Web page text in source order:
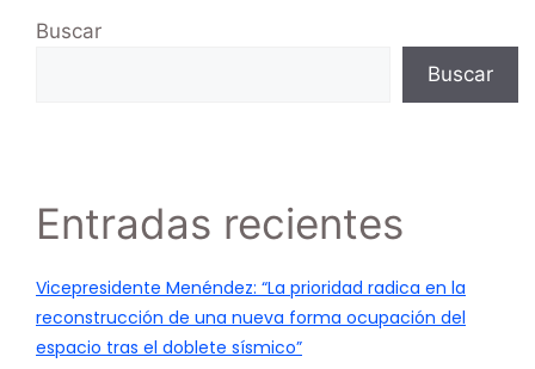
Buscar
Buscar
Entradas recientes
Vicepresidente Menéndez: “La prioridad radica en la
reconstrucción de una nueva forma ocupación del
espacio tras el doblete sísmico”